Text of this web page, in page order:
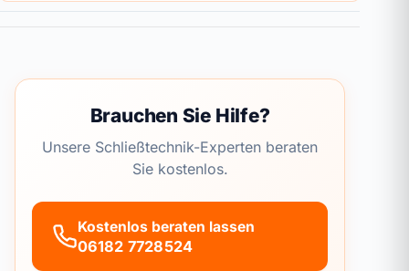
Brauchen Sie Hilfe?
Unsere Schließtechnik-Experten beraten
Sie kostenlos.
Kostenlos beraten lassen
06182 7728524